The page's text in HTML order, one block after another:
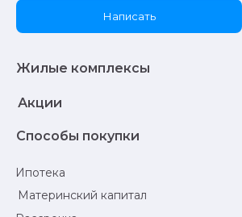
Жилые комплексы
Написать
Акции
Материнский капитал
Ипотека
Способы покупки